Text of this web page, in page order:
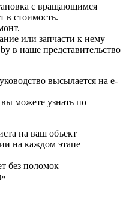
c вращающимся
стоимость.
или запчасти к нему –
в наше представительство
высылается на e-
можете узнать по
на ваш объект
на каждом этапе
без поломок